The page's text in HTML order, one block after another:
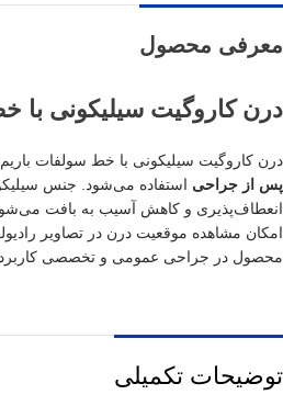
معرفی محصول
درن کاروگیت سیلیکونی با
درن کاروگیت سیلیکونی با خط سولفات
پس از جراحی استفاده می‌شود. جنس
انعطاف‌پذیری و کاهش آسیب به بافت
امکان مشاهده موقعیت درن در تصاویر
محصول در جراحی عمومی و تخصصی کاربرد
توضیحات تکمیلی